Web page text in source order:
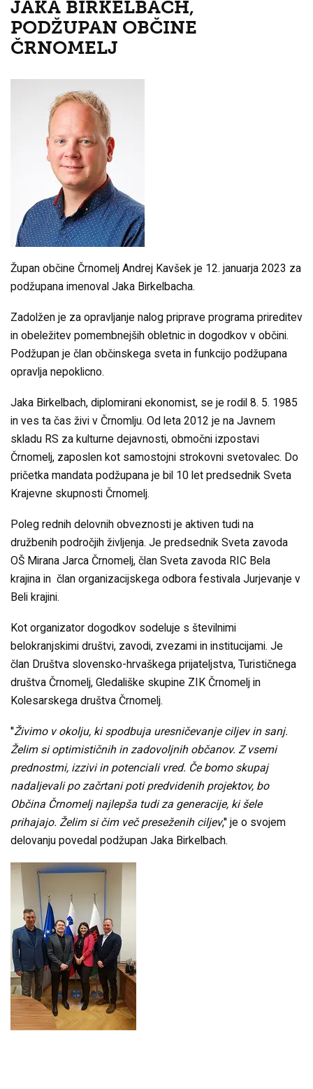
JAKA BIRKELBACH,
PODŽUPAN OBČINE
ČRNOMELJ
Župan občine Črnomelj Andrej Kavšek je 12. januarja 2023 za
podžupana imenoval Jaka Birkelbacha.
Zadolžen je za opravljanje nalog priprave programa prireditev
in obeležitev pomembnejših obletnic in dogodkov v občini.
Podžupan je član občinskega sveta in funkcijo podžupana
opravlja nepoklicno.
Jaka Birkelbach, diplomirani ekonomist, se je rodil 8. 5. 1985
in ves ta čas živi v Črnomlju. Od leta 2012 je na Javnem
skladu RS za kulturne dejavnosti, območni izpostavi
Črnomelj, zaposlen kot samostojni strokovni svetovalec. Do
pričetka mandata podžupana je bil 10 let predsednik Sveta
Krajevne skupnosti Črnomelj.
Poleg rednih delovnih obveznosti je aktiven tudi na
družbenih področjih življenja. Je predsednik Sveta zavoda
OŠ Mirana Jarca Črnomelj, član Sveta zavoda RIC Bela
krajina in član organizacijskega odbora festivala Jurjevanje v
Beli krajini.
Kot organizator dogodkov sodeluje s številnimi
belokranjskimi društvi, zavodi, zvezami in institucijami. Je
član Društva slovensko-hrvaškega prijateljstva, Turističnega
društva Črnomelj, Gledališke skupine ZIK Črnomelj in
Kolesarskega društva Črnomelj.
''Živimo v okolju, ki spodbuja uresničevanje ciljev in sanj.
Želim si optimističnih in zadovoljnih občanov. Z vsemi
prednostmi, izzivi in potenciali vred. Če bomo skupaj
nadaljevali po začrtani poti predvidenih projektov, bo
Občina Črnomelj najlepša tudi za generacije, ki šele
prihajajo. Želim si čim več preseženih ciljev,'' je o svojem
delovanju povedal podžupan Jaka Birkelbach.